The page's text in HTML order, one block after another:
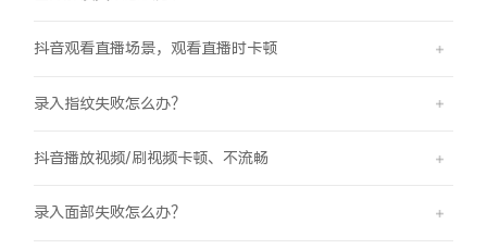
抖音观看直播场景，观看直播时卡顿
录入指纹失败怎么办？
抖音播放视频/刷视频卡顿、不流畅
录入面部失败怎么办？